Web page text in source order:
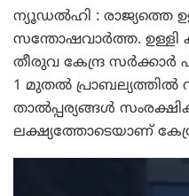
ന്യൂഡൽഹി : രാജ്യത്തെ
സന്തോഷവാർത്ത. ഉള്ളി
തീരുവ കേന്ദ്ര സർക്കാർ
1 മുതൽ
താൽപ്പര്യങ്ങൾ
ലക്ഷ്യത്തോടെയാണ്